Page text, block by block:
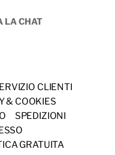
LA CHAT
CLIENTI
& COOKIES
SPEDIZIONI
GRATUITA